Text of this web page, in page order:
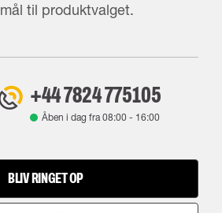
til produktvalget.
+44 7824 775105
Åben i dag fra08:00- 16:00
BLIV RINGET OP